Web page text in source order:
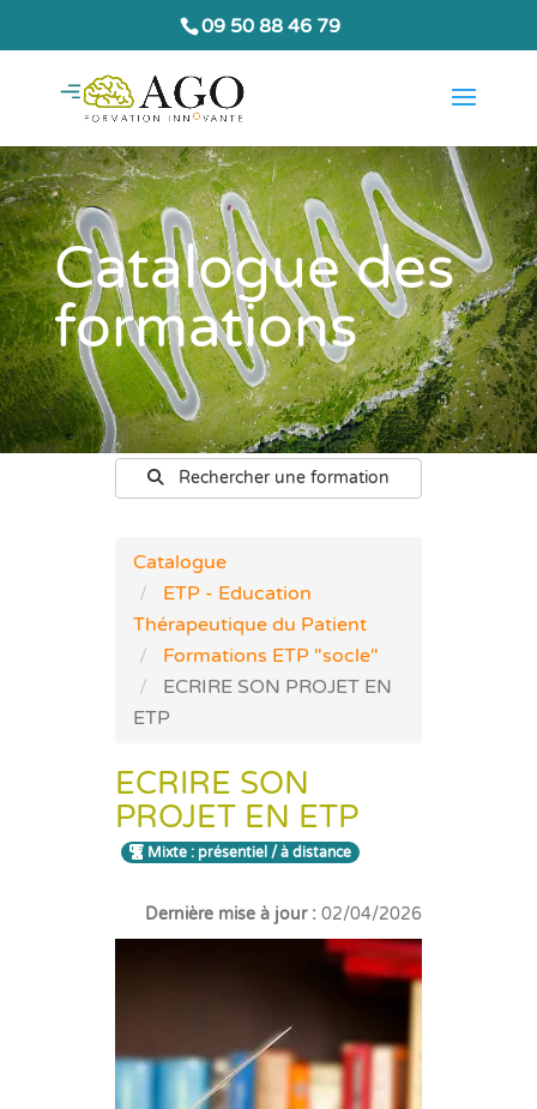
09 50 88 46 79
Catalogue des
formations
Rechercher une formation
Catalogue
ETP - Education
Thérapeutique du Patient
Formations ETP "socle"
ECRIRE SON PROJET EN
ETP
ECRIRE SON
PROJET EN ETP
Mixte : présentiel / à distance
Dernière mise à jour :02/04/2026